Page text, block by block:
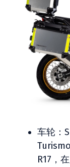
车轮：
R17，